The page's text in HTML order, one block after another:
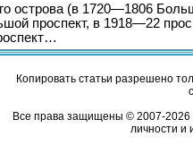
острова (в 1720—1806
проспект, в 1918—22
Копировать статьи разрешено
Все права защищены © 2007-2026
личности и